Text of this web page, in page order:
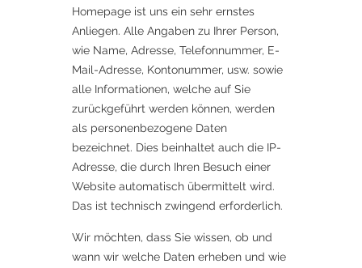
Homepage ist uns ein sehr ernstes
Anliegen. Alle Angaben zu Ihrer Person,
wie Name, Adresse, Telefonnummer, E-
Mail-Adresse, Kontonummer, usw. sowie
alle Informationen, welche auf Sie
zurückgeführt werden können, werden
als personenbezogene Daten
bezeichnet. Dies beinhaltet auch die IP-
Adresse, die durch Ihren Besuch einer
Website automatisch übermittelt wird.
Das ist technisch zwingend erforderlich.
Wir möchten, dass Sie wissen, ob und
wann wir welche Daten erheben und wie